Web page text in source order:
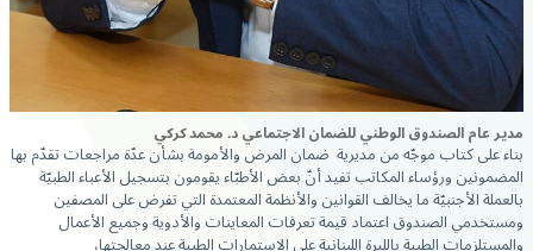
مدير عام الصندوق الوطني للضمان الاجتماعي د. محمد كركي
بناء على كتاب موجّه من مديرية ضمان المرض والأمومة بشأن عدّة مراجعات تقدّم بها
المضمونين ورؤساء المكاتب تفيد أنّ بعض الأطبّاء يقومون بتسجيل الأعباء الطبيّة
بالعملة الأجنبيّة ما يخالف القوانين والأنظمة المعتمدة التي تفرض على المصفين
ومستخدمي الصندوق اعتماد قيمة تعرفات المعاينات والأدوية وجميع الأعمال
والمستلزمات الطبية بالليرة اللبنانية على الاستمارات الطبية عند معالجتها،